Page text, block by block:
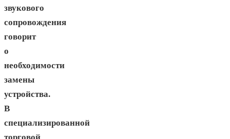
звукового
сопровождения
говорит
о
необходимости
замены
устройства.
В
специализированной
торговой